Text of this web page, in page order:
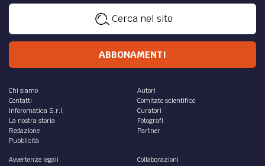
Cerca nel sito
ABBONAMENTI
Chi siamo
Contatti
Inforomatica S.r.l.
La nostra storia
Redazione
Pubblicità
Autori
Comitato scientifico
Curatori
Fotografi
Partner
Avvertenze legali
Collaborazioni